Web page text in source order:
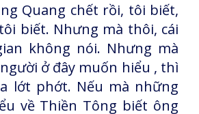
Quang chết rồi, tôi biết,
biết. Nhưng mà thôi, cái
không nói. Nhưng mà
ở đây muốn hiểu , thì
lớt phớt. Nếu mà những
về Thiền Tông biết ông